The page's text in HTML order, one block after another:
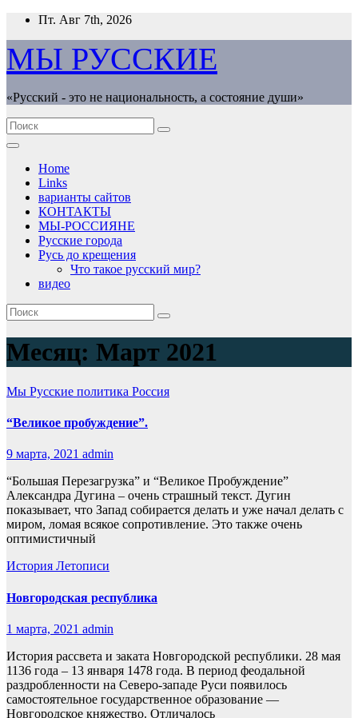
Перейти
содержимому
Пт. Авг 7th, 2026
МЫ РУССКИЕ
«Русский - это не национальность, а состояние души»
Home
Links
варианты сайтов
КОНТАКТЫ
МЫ-РОССИЯНЕ
Русские города
Русь до крещения
Что такое русский мир?
видео
Месяц: Март 2021
Мы Русские политика Россия
“Великое пробуждение”.
9 марта, 2021 admin
“Большая Перезагрузка” и “Великое Пробуждение”
Александра Дугина – очень страшный текст. Дугин
показывает, что Запад собирается делать и уже начал делать с
миром, ломая всякое сопротивление. Это также очень
оптимистичный
История Летописи
Новгородская республика
1 марта, 2021 admin
История рассвета и заката Новгородской республики. 28 мая
1136 года – 13 января 1478 года. В период феодальной
раздробленности на Северо-западе Руси появилось
самостоятельное государственное образование —
Новгородское княжество. Отличалось